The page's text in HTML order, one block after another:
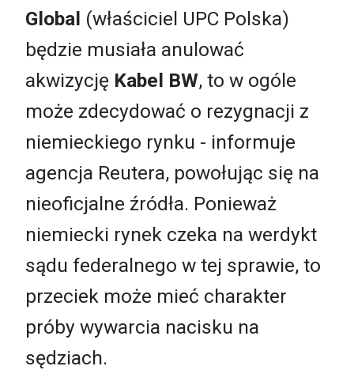
Global (właściciel UPC Polska)
będzie musiała anulować
akwizycję Kabel BW, to w ogóle
może zdecydować o rezygnacji z
niemieckiego rynku - informuje
agencja Reutera, powołując się na
nieoficjalne źródła. Ponieważ
niemiecki rynek czeka na werdykt
sądu federalnego w tej sprawie, to
przeciek może mieć charakter
próby wywarcia nacisku na
sędziach.